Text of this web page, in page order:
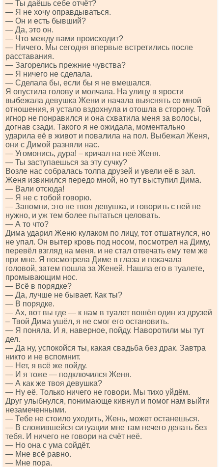
— Ты даёшь себе отчёт?
— Я не хочу оправдываться.
— Он и есть бывший?
— Да, это он.
— Что между вами происходит?
— Ничего. Мы сегодня впервые встретились после
расставания.
— Загорелись прежние чувства?
— Я ничего не сделала.
— Сделала бы, если бы я не вмешался.
Я опустила голову и молчала. На улицу в ярости
выбежала девушка Жени и начала выяснять со мной
отношения, я устало вздохнула и отошла в сторону. Той
игнор не понравился и она схватила меня за волосы,
догнав сзади. Такого я не ожидала, моментально
ударила её в живот и повалила на пол. Выбежал Женя,
они с Димой разняли нас.
— Угомонись, дура! – кричал на неё Женя.
— Ты заступаешься за эту сучку?
Возле нас собралась толпа друзей и увели её в зал.
Женя извинился передо мной, но тут выступил Дима.
— Вали отсюда!
— Я не с тобой говорю.
— Запомни, это не твоя девушка, и говорить с ней не
нужно, и уж тем более пытаться целовать.
— А то что?
Дима ударил Женю кулаком по лицу, тот отшатнулся, но
не упал. Он вытер кровь под носом, посмотрел на Диму,
перевёл взгляд на меня, и не стал отвечать ему тем же
при мне. Я посмотрела Диме в глаза и покачала
головой, затем пошла за Женей. Нашла его в туалете,
промывающим нос.
— Всё в порядке?
— Да, лучше не бывает. Как ты?
— В порядке.
— Ах, вот вы где — к нам в туалет вошёл один из друзей
– Твой Дима ушёл, я не смог его остановить.
— Я поняла. И я, наверное, пойду. Наворотили мы тут
дел.
— Да ну, успокойся ты, какая свадьба без драк. Завтра
никто и не вспомнит.
— Нет, я всё же пойду.
— И я тоже — подключился Женя.
— А как же твоя девушка?
— Ну её. Только ничего не говори. Мы тихо уйдём.
Друг улыбнулся, понимающе кивнул и помог нам выйти
незамеченными.
— Тебе не стоило уходить, Жень, может останешься.
— В сложившейся ситуации мне там нечего делать без
тебя. И ничего не говори на счёт неё.
— Но она с ума сойдёт.
— Мне всё равно.
— Мне пора.